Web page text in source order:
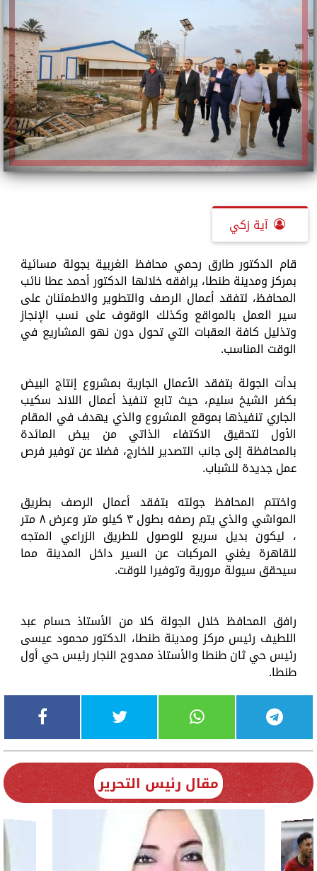
آية زكي
قام الدكتور طارق رحمي محافظ الغربية بجولة مسائية
بمركز ومدينة طنطا، يرافقه خلالها الدكتور أحمد عطا نائب
المحافظ، لتفقد أعمال الرصف والتطوير والاطمئنان على
سير العمل بالمواقع وكذلك الوقوف على نسب الإنجاز
وتذليل كافة العقبات التي تحول دون نهو المشاريع في
الوقت المناسب.
بدأت الجولة بتفقد الأعمال الجارية بمشروع إنتاج البيض
بكفر الشيخ سليم، حيث تابع تنفيذ أعمال اللاند سكيب
الجاري تنفيذها بموقع المشروع والذي يهدف في المقام
الأول لتحقيق الاكتفاء الذاتي من بيض المائدة
بالمحافظة إلى جانب التصدير للخارج، فضلا عن توفير فرص
عمل جديدة للشباب.
واختتم المحافظ جولته بتفقد أعمال الرصف بطريق
المواشي والذي يتم رصفه بطول ٣ كيلو متر وعرض ٨ متر
، ليكون بديل سريع للوصول للطريق الزراعي المتجه
للقاهرة يغني المركبات عن السير داخل المدينة مما
سيحقق سيولة مرورية وتوفيرا للوقت.
رافق المحافظ خلال الجولة كلا من الأستاذ حسام عبد
اللطيف رئيس مركز ومدينة طنطا، الدكتور محمود عيسى
رئيس حي ثان طنطا والأستاذ ممدوح النجار رئيس حي أول
طنطا.
مقال رئيس التحرير